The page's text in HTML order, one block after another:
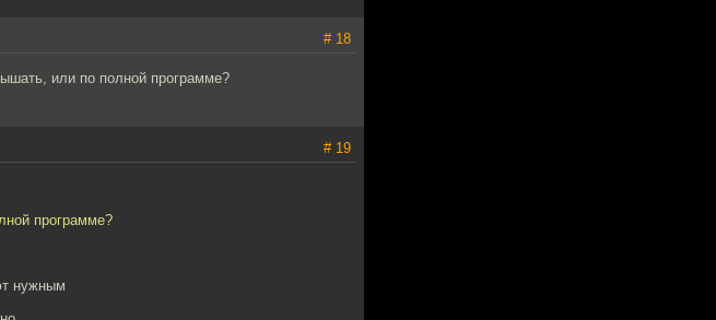
# 18
или по полной программе?
# 19
программе?
нужным